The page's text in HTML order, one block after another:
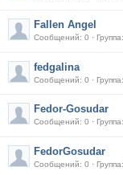
Fallen Angel
Сообщений: 0 ·
fedgalina
Сообщений: 0 ·
Fedor-Gosudar
Сообщений: 0 ·
FedorGosudar
Сообщений: 0 ·